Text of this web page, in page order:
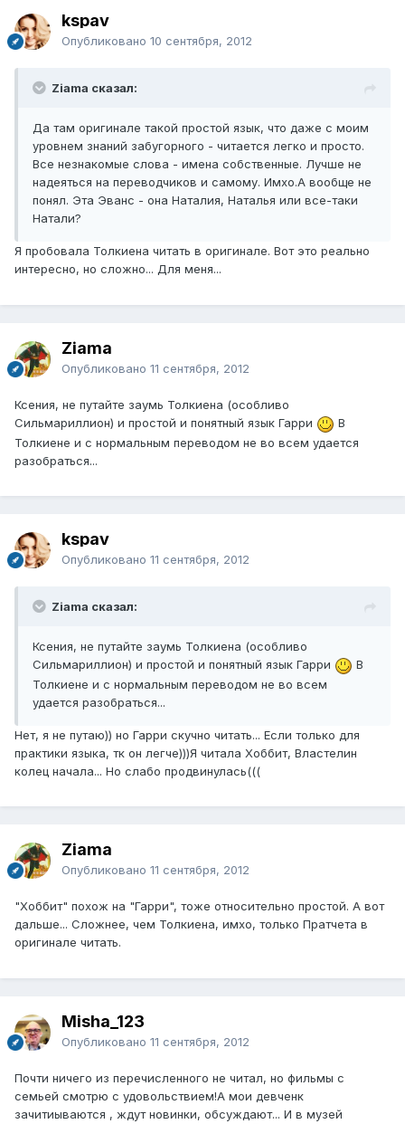
kspav
Опубликовано 10 сентября, 2012
Ziama сказал:
Да там оригинале такой простой язык, что даже с моим
уровнем знаний забугорного - читается легко и просто.
Все незнакомые слова - имена собственные. Лучше не
надеяться на переводчиков и самому. Имхо.А вообще не
понял. Эта Эванс - она Наталия, Наталья или все-таки
Натали?
Я пробовала Толкиена читать в оригинале. Вот это реально
интересно, но сложно... Для меня...
Ziama
Опубликовано 11 сентября, 2012
Ксения, не путайте заумь Толкиена (особливо
Сильмариллион) и простой и понятный язык Гарри
В
Толкиене и с нормальным переводом не во всем удается
разобраться...
kspav
Опубликовано 11 сентября, 2012
Ziama сказал:
Ксения, не путайте заумь Толкиена (особливо
Сильмариллион) и простой и понятный язык Гарри
В
Толкиене и с нормальным переводом не во всем
удается разобраться...
Нет, я не путаю)) но Гарри скучно читать... Если только для
практики языка, тк он легче)))Я читала Хоббит, Властелин
колец начала... Но слабо продвинулась(((
Ziama
Опубликовано 11 сентября, 2012
"Хоббит" похож на "Гарри", тоже относительно простой. А вот
дальше... Сложнее, чем Толкиена, имхо, только Пратчета в
оригинале читать.
Misha_123
Опубликовано 11 сентября, 2012
Почти ничего из перечисленного не читал, но фильмы с
семьей смотрю с удовольствием!А мои девченк
зачитиываются , ждут новинки, обсуждают... И в музей